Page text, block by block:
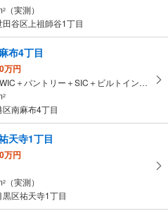
2
（実測）
谷区上祖師谷1丁目
布4丁目
万円
3LDK＋WIC＋パントリー＋SIC＋ビルトインガレージ1台
2
南麻布4丁目
天寺1丁目
万円
2
（実測）
区祐天寺1丁目